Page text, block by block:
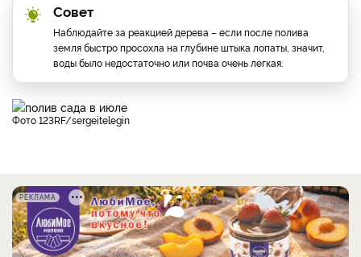
Совет
Наблюдайте за реакцией дерева – если после полива
земля быстро просохла на глубине штыка лопаты, значит,
воды было недостаточно или почва очень легкая.
фото 123RF/sergeitelegin
РЕКЛАМА